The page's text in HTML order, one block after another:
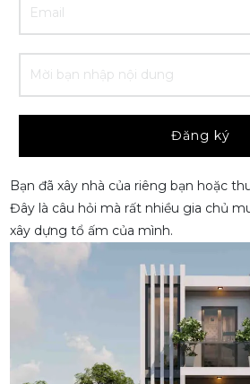
Đăng ký
Bạn đã xây nhà của riêng bạn hoặc
Đây là câu hỏi mà rất nhiều gia chủ
xây dựng tổ ấm của mình.